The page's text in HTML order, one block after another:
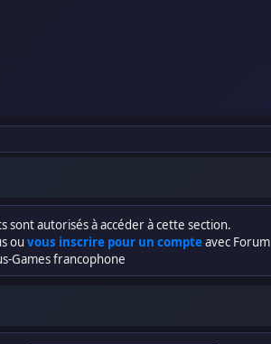
sont autorisés à accéder à cette section.
ou vous inscrire pour un compteavec Forum
Games francophone